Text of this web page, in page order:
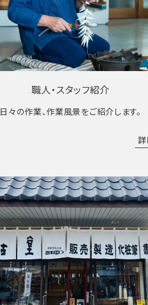
職人・スタッフ紹介
日々の作業、作業風景をご紹介します。
詳